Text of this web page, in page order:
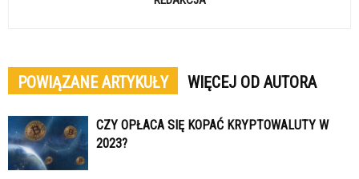
POWIĄZANE ARTYKUŁY WIĘCEJ OD AUTORA
CZY OPŁACA SIĘ KOPAĆ KRYPTOWALUTY W
2023?